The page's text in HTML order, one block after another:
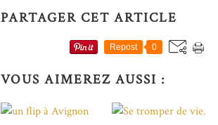
PARTAGER CET ARTICLE
Repost 0
VOUS AIMEREZ AUSSI :